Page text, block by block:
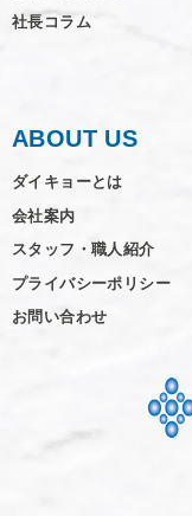
社長コラム
ABOUT US
ダイキョーとは
会社案内
スタッフ・職人紹介
プライバシーポリシー
お問い合わせ